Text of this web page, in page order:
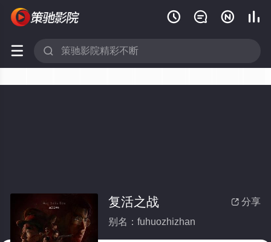
   
 
 分享
复活之战
别名：fuhuozhizhan